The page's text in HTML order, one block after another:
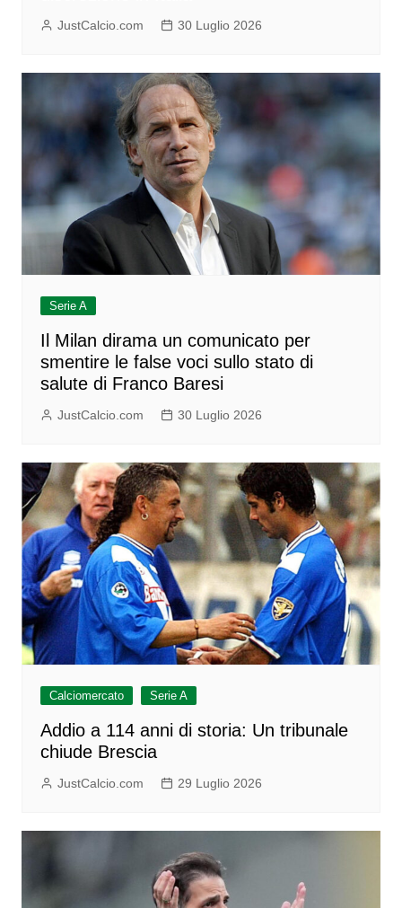
JustCalcio.com 30 Luglio 2026
Serie A
Il Milan dirama un comunicato per
smentire le false voci sullo stato di
salute di Franco Baresi
JustCalcio.com 30 Luglio 2026
Calciomercato Serie A
Addio a 114 anni di storia: Un tribunale
chiude Brescia
JustCalcio.com 29 Luglio 2026